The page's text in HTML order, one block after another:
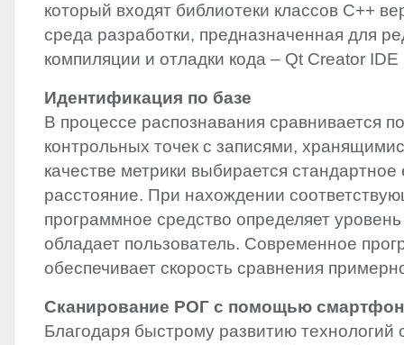
который входят библиотеки классов C++
среда разработки, предназначенная для
компиляции и отладки кода – Qt Creator IDE
Идентификация по базе
В процессе распознавания сравнивается
контрольных точек с записями,
качестве метрики выбирается стандартное
расстояние. При нахождении
программное средство определяет
обладает пользователь. Современное
обеспечивает скорость сравнения
Сканирование РОГ с помощью
Благодаря быстрому развитию технологий